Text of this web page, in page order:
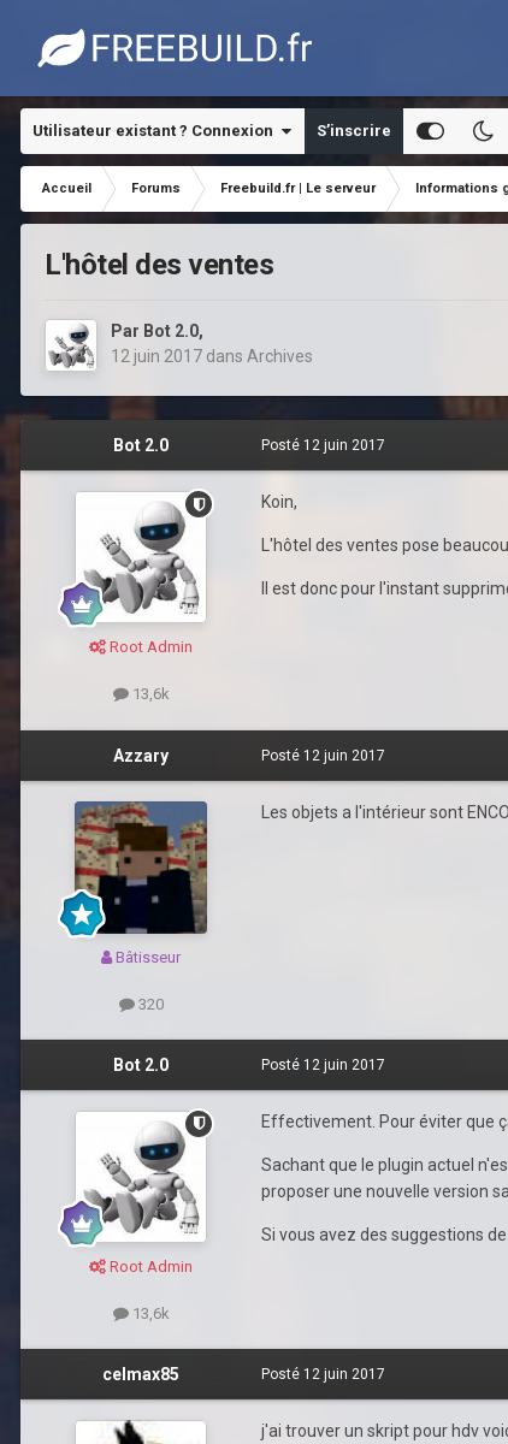
Utilisateur existant ? Connexion S’inscrire
Accueil Forums Freebuild.fr | Le serveur Informations
L'hôtel des ventes
Par Bot 2.0,
12 juin 2017 dans Archives
Bot 2.0
Root Admin
13,6k
Posté 12 juin 2017
Koin,
L'hôtel des ventes pose
Il est donc pour l'instant
Azzary
Bâtisseur
320
Posté 12 juin 2017
Les objets a l'intérieur sont
Bot 2.0
Root Admin
13,6k
Posté 12 juin 2017
Effectivement. Pour éviter que
Sachant que le plugin actuel
proposer une nouvelle version
Si vous avez des suggestions
celmax85 Posté 12 juin 2017
j'ai trouver un skript pour hdv